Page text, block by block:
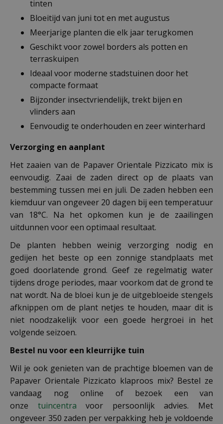
tinten
Bloeitijd van juni tot en met augustus
Meerjarige planten die elk jaar terugkomen
Geschikt voor zowel borders als potten en
terraskuipen
Ideaal voor moderne stadstuinen door het
compacte formaat
Bijzonder insectvriendelijk, trekt bijen en
vlinders aan
Eenvoudig te onderhouden en zeer winterhard
Verzorging en aanplant
Het zaaien van de Papaver Orientale Pizzicato mix is
eenvoudig. Zaai de zaden direct op de plaats van
bestemming tussen mei en juli. De zaden hebben een
kiemduur van ongeveer 20 dagen bij een temperatuur
van 18°C. Na het opkomen kun je de zaailingen
uitdunnen voor een optimaal resultaat.
De planten hebben weinig verzorging nodig en
gedijen het beste op een zonnige standplaats met
goed doorlatende grond. Geef ze regelmatig water
tijdens droge periodes, maar voorkom dat de grond te
nat wordt. Na de bloei kun je de uitgebloeide stengels
afknippen om de plant netjes te houden, maar dit is
niet noodzakelijk voor een goede hergroei in het
volgende seizoen.
Bestel nu voor een kleurrijke tuin
Wil je ook genieten van de prachtige bloemen van de
Papaver Orientale Pizzicato klaproos mix? Bestel ze
vandaag nog online of bezoek een van
onze tuincentra voor persoonlijk advies. Met
ongeveer 350 zaden per verpakking heb je voldoende